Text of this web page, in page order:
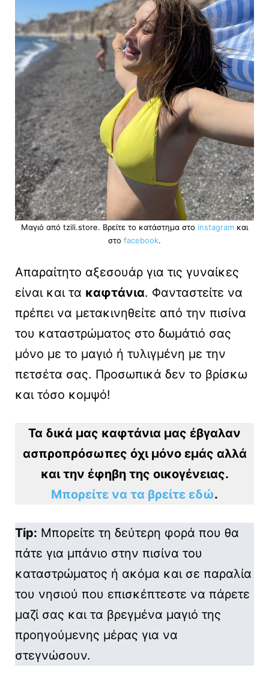
Μαγιό από tzili.store. Βρείτε το κατάστημα στο instagram και
στο facebook.
Απαραίτητο αξεσουάρ για τις γυναίκες
είναι και τα καφτάνια. Φανταστείτε να
πρέπει να μετακινηθείτε από την πισίνα
του καταστρώματος στο δωμάτιό σας
μόνο με το μαγιό ή τυλιγμένη με την
πετσέτα σας. Προσωπικά δεν το βρίσκω
και τόσο κομψό!
Τα δικά μας καφτάνια μας έβγαλαν
ασπροπρόσωπες όχι μόνο εμάς αλλά
και την έφηβη της οικογένειας.
Μπορείτε να τα βρείτε εδώ.
Tip: Μπορείτε τη δεύτερη φορά που θα
πάτε για μπάνιο στην πισίνα του
καταστρώματος ή ακόμα και σε παραλία
του νησιού που επισκέπτεστε να πάρετε
μαζί σας και τα βρεγμένα μαγιό της
προηγούμενης μέρας για να
στεγνώσουν.